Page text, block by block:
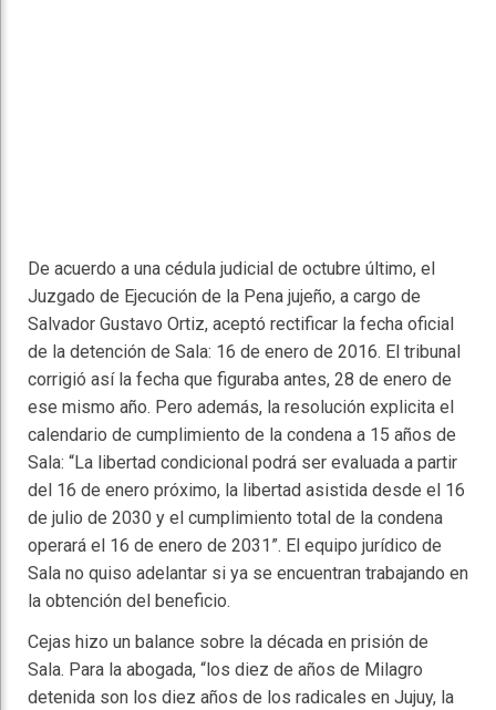
De acuerdo a una cédula judicial de octubre último, el
Juzgado de Ejecución de la Pena jujeño, a cargo de
Salvador Gustavo Ortiz, aceptó rectificar la fecha oficial
de la detención de Sala: 16 de enero de 2016. El tribunal
corrigió así la fecha que figuraba antes, 28 de enero de
ese mismo año. Pero además, la resolución explicita el
calendario de cumplimiento de la condena a 15 años de
Sala: “La libertad condicional podrá ser evaluada a partir
del 16 de enero próximo, la libertad asistida desde el 16
de julio de 2030 y el cumplimiento total de la condena
operará el 16 de enero de 2031”. El equipo jurídico de
Sala no quiso adelantar si ya se encuentran trabajando en
la obtención del beneficio.
Cejas hizo un balance sobre la década en prisión de
Sala. Para la abogada, “los diez de años de Milagro
detenida son los diez años de los radicales en Jujuy, la